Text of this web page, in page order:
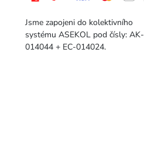
Jsme zapojeni do kolektivního
systému ASEKOL pod čísly: AK-
014044 + EC-014024.